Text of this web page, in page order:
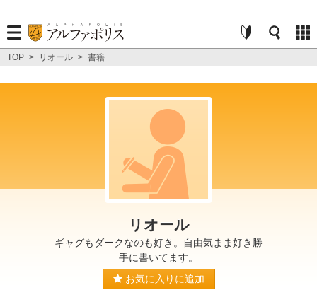
TOP > リオール > 書籍
リオール
ギャグもダークなのも好き。自由気まま好き勝
手に書いてます。
お気に入りに追加